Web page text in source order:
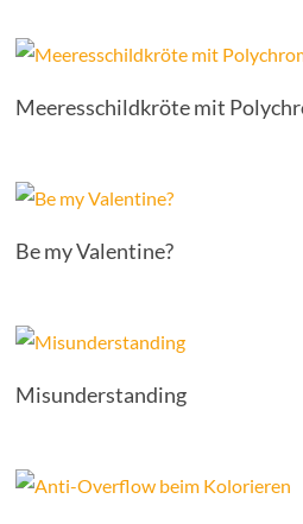
Meeresschildkröte mit
Be my Valentine?
Misunderstanding